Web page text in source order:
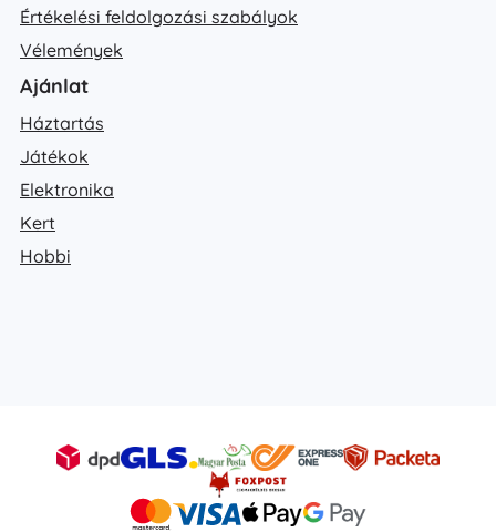
Értékelési feldolgozási szabályok
Vélemények
Ajánlat
Háztartás
Játékok
Elektronika
Kert
Hobbi